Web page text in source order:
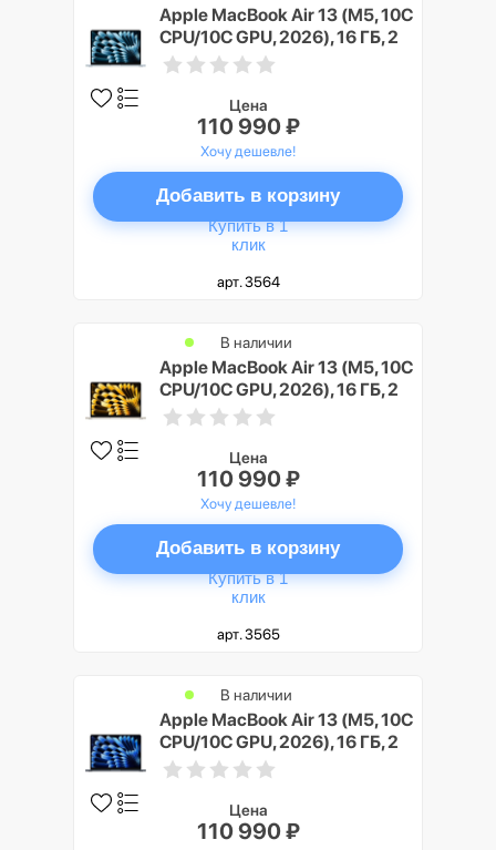
Apple MacBook Air 13 (M5, 10C
CPU/10C GPU, 2026), 16 ГБ, 2
ТБ SSD, Небесно-голубой
Цена
110 990 ₽
Хочу дешевле!
Добавить в корзину
Купить в 1
клик
арт. 3564
Apple MacBook Air 13 (M5, 10C
CPU/10C GPU, 2026), 16 ГБ, 2
ТБ SSD, Сияющая звезда
В наличии
Цена
110 990 ₽
Хочу дешевле!
Добавить в корзину
Купить в 1
клик
арт. 3565
Apple MacBook Air 13 (M5, 10C
CPU/10C GPU, 2026), 16 ГБ, 2
ТБ SSD, Темная ночь
В наличии
Цена
110 990 ₽